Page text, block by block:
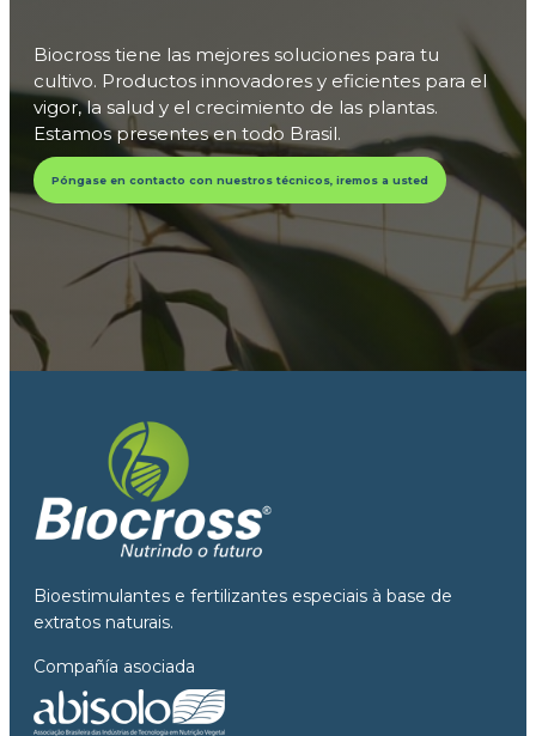
Biocross tiene las mejores soluciones para tu
cultivo. Productos innovadores y eficientes para el
vigor, la salud y el crecimiento de las plantas.
Estamos presentes en todo Brasil.
Póngase en contacto con nuestros técnicos, iremos a usted
Bioestimulantes e fertilizantes especiais à base de
extratos naturais.
Compañía asociada